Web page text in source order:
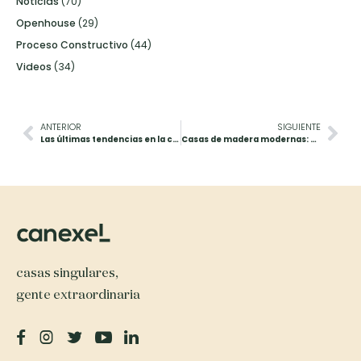
Openhouse (29)
Proceso Constructivo (44)
Videos (34)
ANTERIOR
Las últimas tendencias en la construcción de casas de lujo 2023
SIGUIENTE
Casas de madera modernas: diseño y construcción para un Hogar Único
casas singulares,
gente extraordinaria